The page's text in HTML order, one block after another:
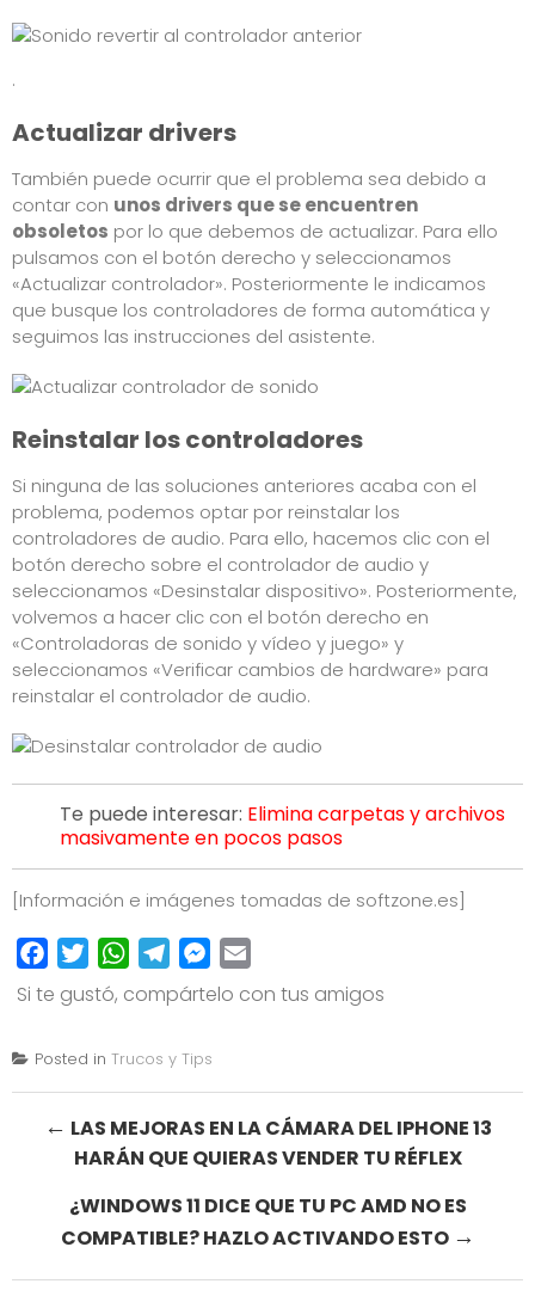
.
Actualizar drivers
También puede ocurrir que el problema sea debido a
contar con unos drivers que se encuentren
obsoletos por lo que debemos de actualizar. Para ello
pulsamos con el botón derecho y seleccionamos
«Actualizar controlador». Posteriormente le indicamos
que busque los controladores de forma automática y
seguimos las instrucciones del asistente.
Reinstalar los controladores
Si ninguna de las soluciones anteriores acaba con el
problema, podemos optar por reinstalar los
controladores de audio. Para ello, hacemos clic con el
botón derecho sobre el controlador de audio y
seleccionamos «Desinstalar dispositivo». Posteriormente,
volvemos a hacer clic con el botón derecho en
«Controladoras de sonido y vídeo y juego» y
seleccionamos «Verificar cambios de hardware» para
reinstalar el controlador de audio.
Te puede interesar: Elimina carpetas y archivos
masivamente en pocos pasos
[Información e imágenes tomadas de softzone.es]
FacebookTwitterWhatsApp
TelegramMessenger
Si te gustó, compártelo con tus amigos
Posted in Trucos y Tips
Post
navigation
← LAS MEJORAS EN LA CÁMARA DEL IPHONE 13
HARÁN QUE QUIERAS VENDER TU RÉFLEX
¿WINDOWS 11 DICE QUE TU PC AMD NO ES
COMPATIBLE? HAZLO ACTIVANDO ESTO →